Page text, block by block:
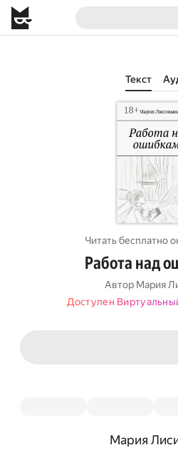
Текст
Читать бесплатно
Работа над
Автор Мария
Доступен
Мария